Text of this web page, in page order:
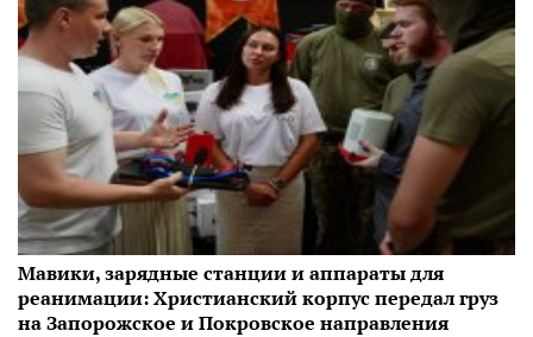
Мавики, зарядные станции и аппараты для
реанимации: Христианский корпус передал груз
на Запорожское и Покровское направления